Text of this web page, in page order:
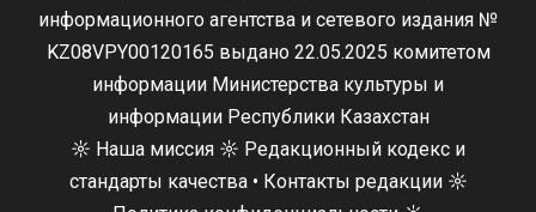
информационного агентства и сетевого издания №
KZ08VPY00120165 выдано 22.05.2025 комитетом
информации Министерства культуры и
информации Республики Казахстан
☼ Наша миссия ☼ Редакционный кодекс и
стандарты качества• Контакты редакции☼